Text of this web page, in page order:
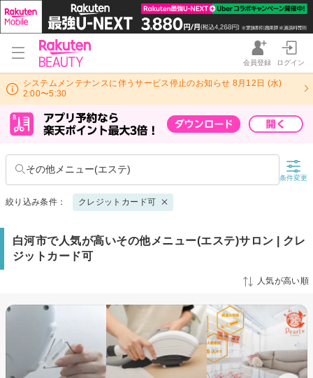
会員登録 ログイン
システムメンテナンスに伴うサービス停止のお知らせ 8月12日 (水)
2:00〜5:30
その他メニュー(エステ)
条件変更
絞り込み条件： クレジットカード可
白河市で人気が高いその他メニュー(エステ)サロン | クレ
ジットカード可
人気が高い順